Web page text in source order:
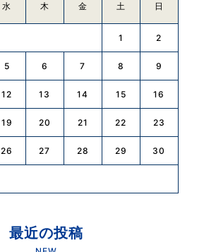
水 木 金 土 日
1 2
5 6 7 8 9
12 13 14 15 16
19 20 21 22 23
26 27 28 29 30
最近の投稿